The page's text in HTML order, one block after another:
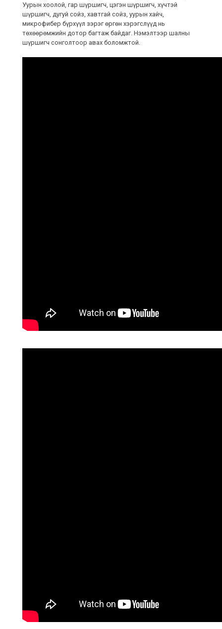
Уурын хоолой, гар шүршигч, цэгэн шүршигч, хүчтэй
шүршигч, дугуй сойз, хавтгай сойз, уурын хайч,
микрофибер бүрхүүл зэрэг өргөн хэрэгслүүд нь
төхөөрөмжийн дотор багтаж байдаг. Нэмэлтээр шалны
шүршигч сонголтоор авах боломжтой.